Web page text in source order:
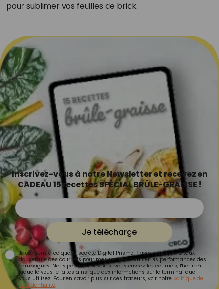
pour sublimer vos feuilles de brick.
Inscrivez-vous à notre Newsletter et recevez en
CADEAU 15 recettes SPÉCIAL BRÛLE-GRAISSE !
Je télécharge
Je consens à ce que la société Digital Prisma Players analyse le taux
d'ouverture des courriels pour mesurer et optimiser les performances des
campagnes. Nous pourrons savoir si vous ouvrez les courriels, l'heure à
laquelle vous le faites ainsi que des informations sur le terminal que
vous utilisez. Pour en savoir plus sur ces traceurs, voir notre politique de
confidentialité.